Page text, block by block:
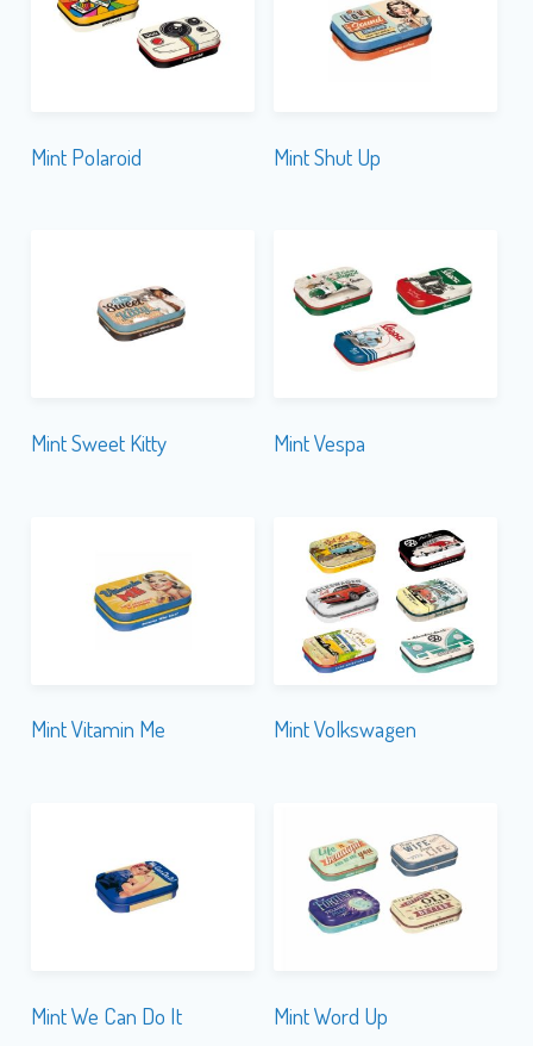
Mint Polaroid Mint Shut Up
Mint Sweet Kitty Mint Vespa
Mint Vitamin Me Mint Volkswagen
Mint We Can Do It Mint Word Up